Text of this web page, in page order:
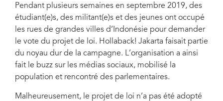
Pendant plusieurs semaines en septembre 2019, des
étudiant(e)s, des militant(e)s et des jeunes ont occupé
les rues de grandes villes d’Indonésie pour demander
le vote du projet de loi. Hollaback! Jakarta faisait partie
du noyau dur de la campagne. L’organisation a ainsi
fait le buzz sur les médias sociaux, mobilisé la
population et rencontré des parlementaires.
Malheureusement, le projet de loi n’a pas été adopté